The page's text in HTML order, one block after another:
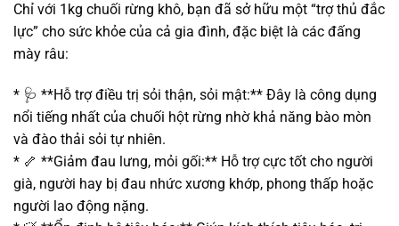
Chỉ với 1kg chuối rừng khô, bạn đã sở hữu một “trợ thủ đắc
lực” cho sức khỏe của cả gia đình, đặc biệt là các đấng
mày râu:
* 🩺 **Hỗ trợ điều trị sỏi thận, sỏi mật:** Đây là công dụng
nổi tiếng nhất của chuối hột rừng nhờ khả năng bào mòn
và đào thải sỏi tự nhiên.
* 🦴 **Giảm đau lưng, mỏi gối:** Hỗ trợ cực tốt cho người
già, người hay bị đau nhức xương khớp, phong thấp hoặc
người lao động nặng.